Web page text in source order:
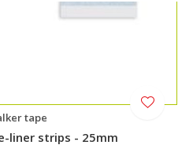
tape
liner strips - 25mm